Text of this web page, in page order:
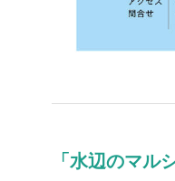
「水辺のマ